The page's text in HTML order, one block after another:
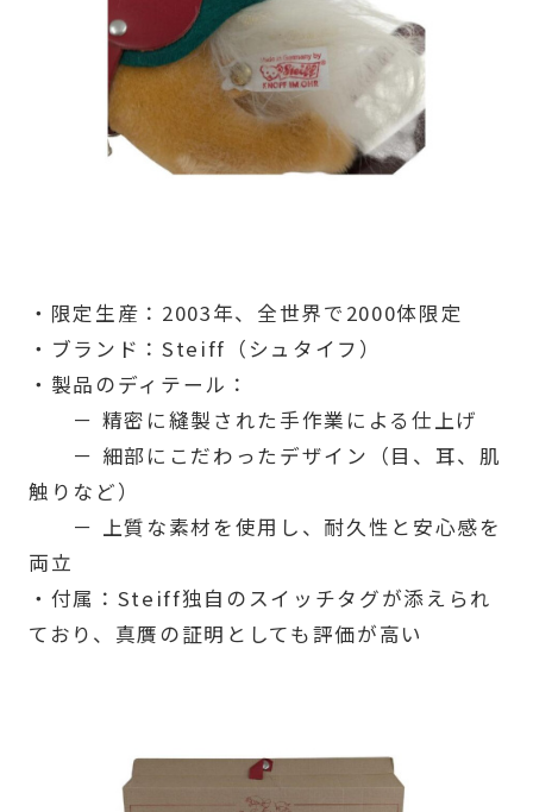
・限定生産：2003年、全世界で2000体限定
・ブランド：Steiff（シュタイフ）
・製品のディテール：
－ 精密に縫製された手作業による仕上げ
－ 細部にこだわったデザイン（目、耳、肌
触りなど）
－ 上質な素材を使用し、耐久性と安心感を
両立
・付属：Steiff独自のスイッチタグが添えられ
ており、真贋の証明としても評価が高い